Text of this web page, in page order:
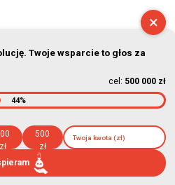
×
Twoje wsparcie to głos za
cel: 500 000 zł
44%
zł
500
zł